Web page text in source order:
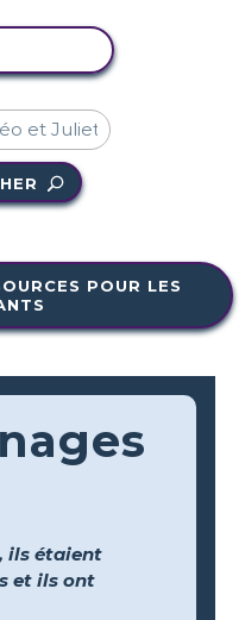
POUR LES
ils étaient
et ils ont